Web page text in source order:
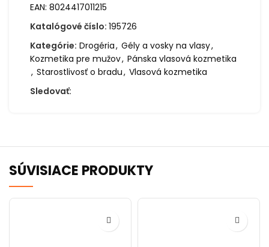
EAN: 8024417011215
Katalógové číslo: 195726
Kategórie: Drogéria, Gély a vosky na vlasy,
Kozmetika pre mužov, Pánska vlasová kozmetika
, Starostlivosť o bradu, Vlasová kozmetika
Sledovať:
SÚVISIACE PRODUKTY